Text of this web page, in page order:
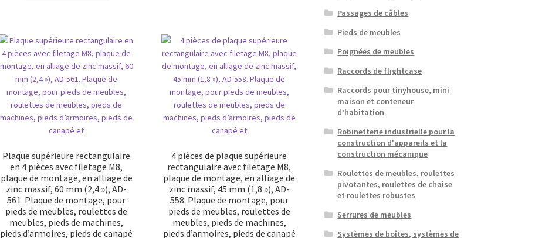
Plaque supérieure rectangulaire
en 4 pièces avec filetage M8,
plaque de montage, en alliage de
zinc massif, 60 mm (2,4 »), AD-
561. Plaque de montage, pour
pieds de meubles, roulettes de
meubles, pieds de machines,
pieds d’armoires, pieds de canapé
4 pièces de plaque supérieure
rectangulaire avec filetage M8,
plaque de montage, en alliage de
zinc massif, 45 mm (1,8 »), AD-
558. Plaque de montage, pour
pieds de meubles, roulettes de
meubles, pieds de machines,
pieds d’armoires, pieds de canapé
Passages de câbles
Pieds de meubles
Poignées de meubles
Raccords de flightcase
Raccords pour tinyhouse, mini
maison et conteneur
d’habitation
Robinetterie industrielle pour la
construction d'appareils et la
construction mécanique
Roulettes de meubles, roulettes
pivotantes, roulettes de chaise
et roulettes robustes
Serrures de meubles
Systèmes de boîtes, systèmes de